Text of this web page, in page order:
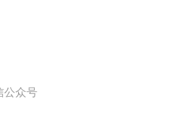
公众号